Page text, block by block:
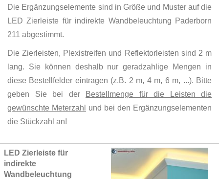
Die Ergänzungselemente sind in Größe und Muster auf die
LED Zierleiste für indirekte Wandbeleuchtung Paderborn
211 abgestimmt.
Die Zierleisten, Plexistreifen und Reflektorleisten sind 2 m
lang. Sie können deshalb nur geradzahlige Mengen in
diese Bestellfelder eintragen (z.B. 2 m, 4 m, 6 m, ...). Bitte
geben Sie bei der
Bestellmenge für die Leisten die
gewünschte Meterzahl
und bei den Ergänzungselementen
die Stückzahl an!
Grouped
product
items
LED Zierleiste für
indirekte
Wandbeleuchtung